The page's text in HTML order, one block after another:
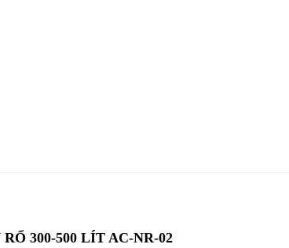
300-500 LÍT AC-NR-02